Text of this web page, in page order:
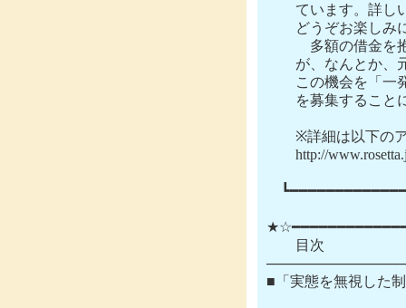
ています。詳しい
どうぞお楽しみ
多額の借金を抱え
が、なんとか、元
この機会を「一発
を募集することに
※詳細は以下のア
http://
目次
■「実態を無視した